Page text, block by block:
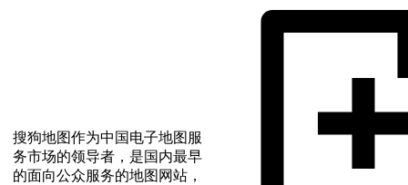
搜狗地图作为中国电子地图服
务市场的领导者，是国内最早
的面向公众服务的地图网站，